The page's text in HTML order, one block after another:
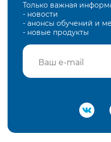
Только важная
- новости
- анонсы обучений и
- новые продукты
Подтвердить e-mail